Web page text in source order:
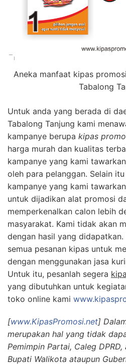
Aneka manfaat kipas
Tabalong
Untuk anda yang berada di
Tabalong Tanjung kami
kampanye berupa kipas
harga murah dan kualitas
kampanye yang kami
oleh para pelanggan. Selain
kampanye yang kami
untuk dijadikan alat promosi
memperkenalkan calon lebih
masyarakat. Kami tidak akan
dengan hasil yang
semua pesanan kipas untuk
dengan menggunakan jasa
Untuk itu, pesanlah segera
yang dibutuhkan untuk
toko online kami
[www.KipasPromosi.net]
merupakan hal yang tidak
Pemimpin Partai, Caleg
Bupati Walikota ataupun